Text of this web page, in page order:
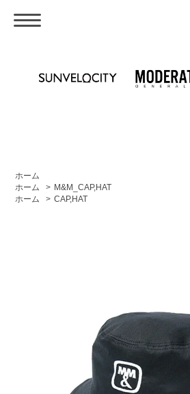
ホーム
ホーム
> M&M_CAP,HAT
ホーム
> CAP,HAT